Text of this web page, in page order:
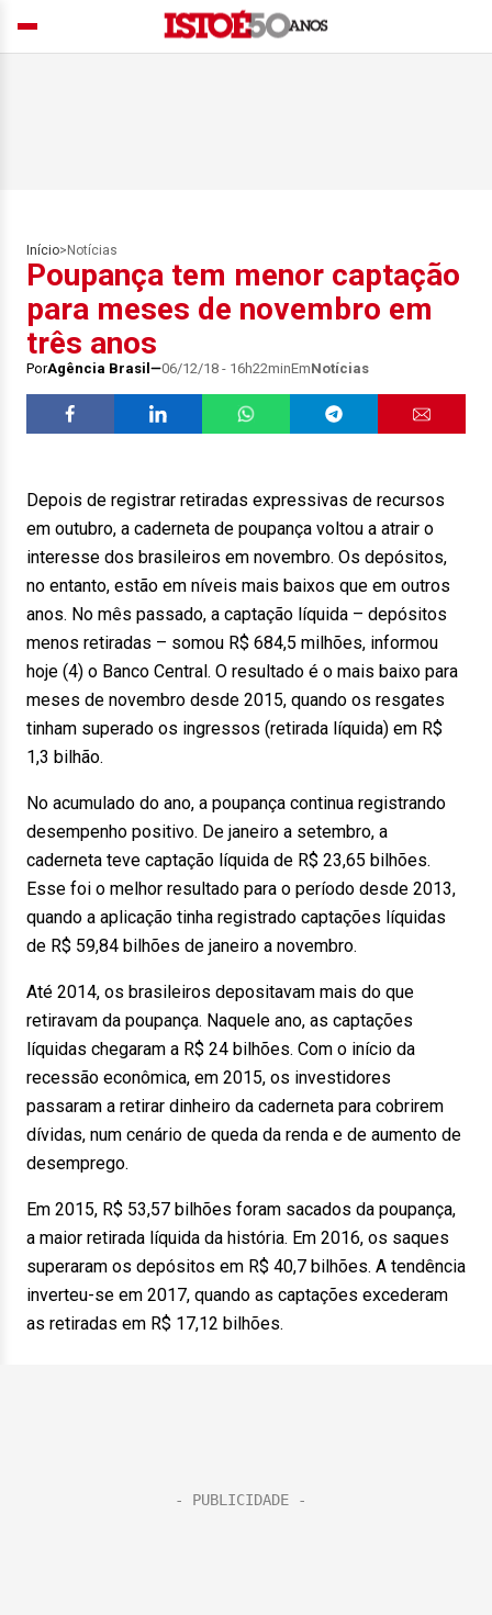
Início> Notícias
Poupança tem menor captação
para meses de novembro em
três anos
PorAgência Brasil 06/12/18 - 16h22minEmNotícias
Depois de registrar retiradas expressivas de recursos
em outubro, a caderneta de poupança voltou a atrair o
interesse dos brasileiros em novembro. Os depósitos,
no entanto, estão em níveis mais baixos que em outros
anos. No mês passado, a captação líquida – depósitos
menos retiradas – somou R$ 684,5 milhões, informou
hoje (4) o Banco Central. O resultado é o mais baixo para
meses de novembro desde 2015, quando os resgates
tinham superado os ingressos (retirada líquida) em R$
1,3 bilhão.
No acumulado do ano, a poupança continua registrando
desempenho positivo. De janeiro a setembro, a
caderneta teve captação líquida de R$ 23,65 bilhões.
Esse foi o melhor resultado para o período desde 2013,
quando a aplicação tinha registrado captações líquidas
de R$ 59,84 bilhões de janeiro a novembro.
Até 2014, os brasileiros depositavam mais do que
retiravam da poupança. Naquele ano, as captações
líquidas chegaram a R$ 24 bilhões. Com o início da
recessão econômica, em 2015, os investidores
passaram a retirar dinheiro da caderneta para cobrirem
dívidas, num cenário de queda da renda e de aumento de
desemprego.
Em 2015, R$ 53,57 bilhões foram sacados da poupança,
a maior retirada líquida da história. Em 2016, os saques
superaram os depósitos em R$ 40,7 bilhões. A tendência
inverteu-se em 2017, quando as captações excederam
as retiradas em R$ 17,12 bilhões.